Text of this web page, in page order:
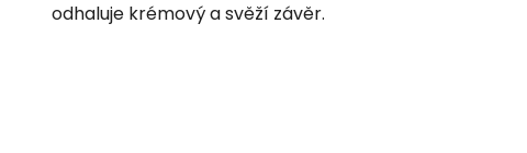
odhaluje krémový a svěží závěr.